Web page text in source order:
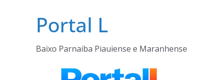
Portal L
Baixo Parnaiba Piauiense e Maranhense